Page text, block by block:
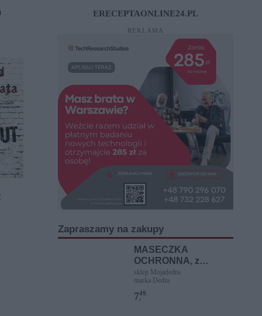
ERECEPTAONLINE24.PL
REKLAMA
Zapraszamy na zakupy
MASECZKA
OCHRONNA, z
delikatnego matriału
neopren czarna
sklep Mojadedra
marka Dedra
7,
49